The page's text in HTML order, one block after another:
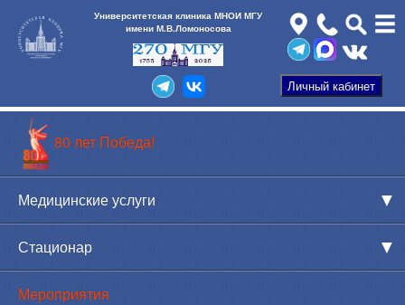
Университетская клиника МНОИ МГУ
имени М.В.Ломоносова
80 лет Победа!
Медицинские услуги
Стационар
Мероприятия